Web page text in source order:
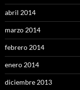
abril 2014
marzo 2014
febrero 2014
enero 2014
diciembre 2013